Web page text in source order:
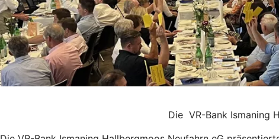
Die VR-Bank Ismaning